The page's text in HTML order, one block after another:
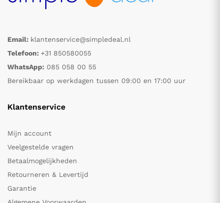
Email: klantenservice@simpledeal.nl
Telefoon: +31 850580055
WhatsApp: 085 058 00 55
Bereikbaar op werkdagen tussen 09:00 en 17:00 uur
Klantenservice
Mijn account
Veelgestelde vragen
Betaalmogelijkheden
Retourneren & Levertijd
Garantie